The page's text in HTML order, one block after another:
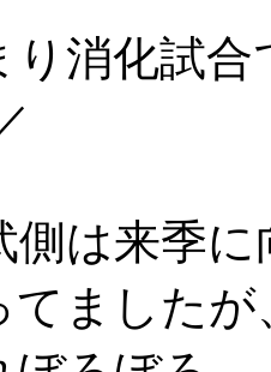
り消化試
側は来季
てましたが